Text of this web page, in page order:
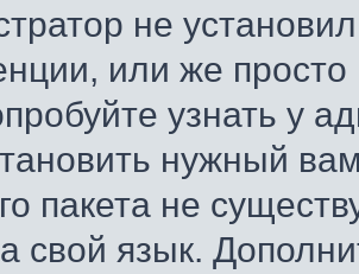
не
или же
узнать у
нужный
пакета не
свой язык.